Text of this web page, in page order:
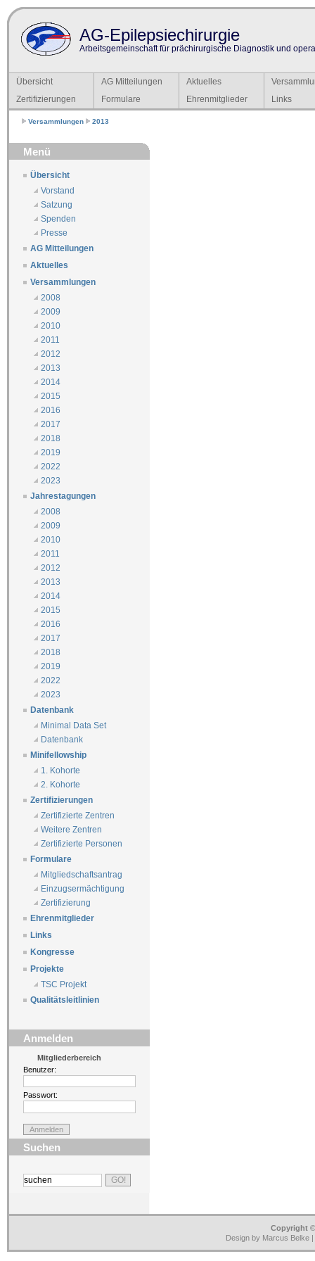
AG-Epilepsiechirurgie
Arbeitsgemeinschaft für prächirurgische Diagnostik und
Übersicht AG Mitteilungen Aktuelles
Zertifizierungen
Formulare Ehrenmitglieder Links
Versammlungen 2013
Menü
Übersicht
Vorstand
Satzung
Spenden
Presse
AG Mitteilungen
Aktuelles
Versammlungen
2008
2009
2010
2011
2012
2013
2014
2015
2016
2017
2018
2019
2022
2023
Jahrestagungen
2008
2009
2010
2011
2012
2013
2014
2015
2016
2017
2018
2019
2022
2023
Datenbank
Minimal Data Set
Datenbank
Minifellowship
1. Kohorte
2. Kohorte
Zertifizierungen
Zertifizierte Zentren
Weitere Zentren
Zertifizierte Personen
Formulare
Mitgliedschaftsantrag
Einzugsermächtigung
Zertifizierung
Ehrenmitglieder
Links
Kongresse
Projekte
TSC Projekt
Qualitätsleitlinien
Anmelden
Mitgliederbereich
Benutzer:
Passwort:
Suchen
Copyright
Design by Marcus Belke